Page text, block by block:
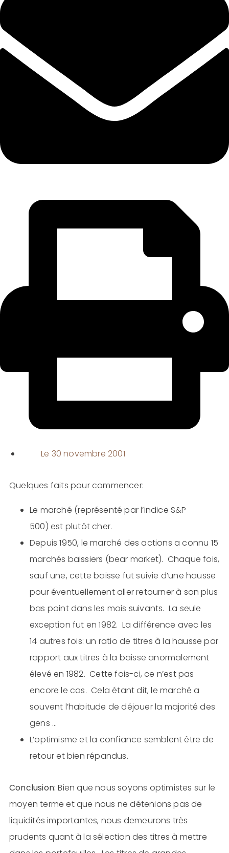
Le 30 novembre 2001
Quelques faits pour commencer:
Le marché (représenté par l’indice S&P
500) est plutôt cher.
Depuis 1950, le marché des actions a connu 15
marchés baissiers (bear market). Chaque fois,
sauf une, cette baisse fut suivie d’une hausse
pour éventuellement aller retourner à son plus
bas point dans les mois suivants. La seule
exception fut en 1982. La différence avec les
14 autres fois: un ratio de titres à la hausse par
rapport aux titres à la baisse anormalement
élevé en 1982. Cette fois-ci, ce n’est pas
encore le cas. Cela étant dit, le marché a
souvent l’habitude de déjouer la majorité des
gens …
L’optimisme et la confiance semblent être de
retour et bien répandus.
Conclusion: Bien que nous soyons optimistes sur le
moyen terme et que nous ne détenions pas de
liquidités importantes, nous demeurons très
prudents quant à la sélection des titres à mettre